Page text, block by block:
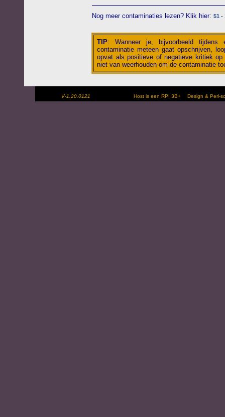
Nog meer contaminaties lezen? Klik hier: 51 -
TIP: Wanneer je, bijvoorbeeld tijdens
contaminatie meteen gaat opschrijven,
opvat als positieve of negatieve kritiek
niet van weerhouden om de contaminatie
V-1.20.0121 Host is een RPI 3B+ Design &